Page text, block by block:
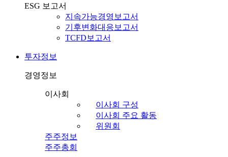
ESG 보고서
지속가능경영보고서
기후변화대응보고서
TCFD보고서
투자정보
경영정보
이사회
이사회 구성
이사회 주요 활동
위원회
주주정보
주주총회